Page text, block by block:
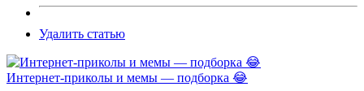
Удалить статью
Интернет-приколы и мемы — подборка 😂